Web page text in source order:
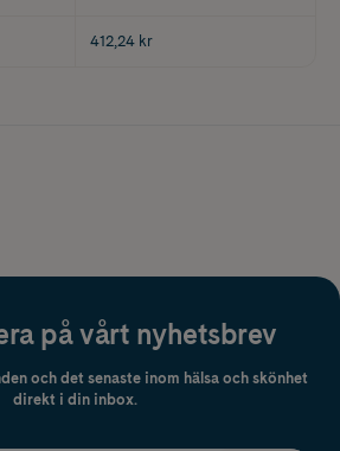
412,24 kr
på vårt nyhetsbrev
och det senaste inom hälsa och skönhet
direkt i din inbox.